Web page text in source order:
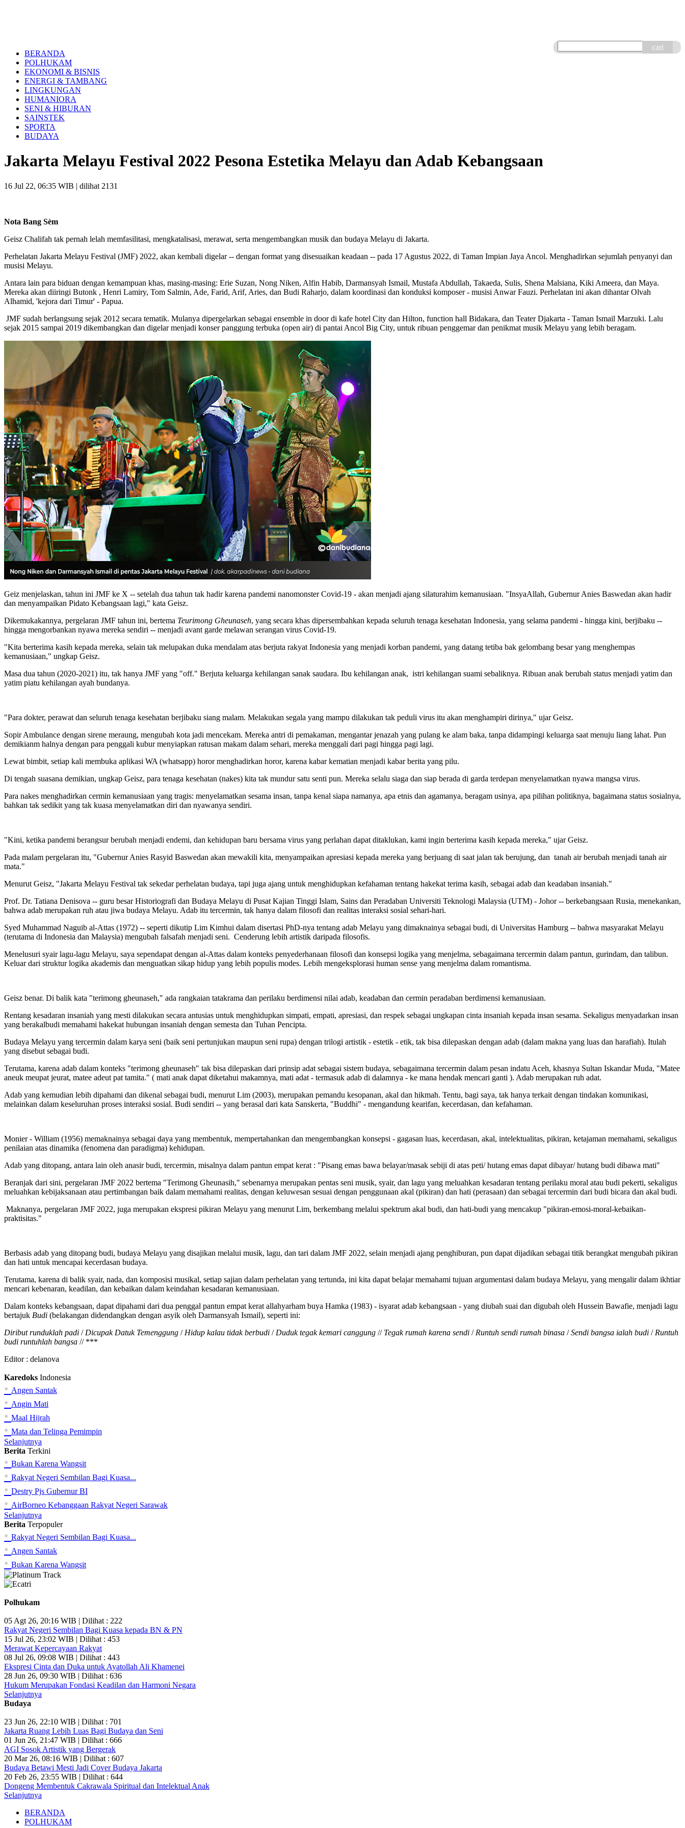
cari
BERANDA
POLHUKAM
EKONOMI & BISNIS
ENERGI & TAMBANG
LINGKUNGAN
HUMANIORA
SENI & HIBURAN
SAINSTEK
SPORTA
BUDAYA
Jakarta Melayu Festival 2022 Pesona Estetika Melayu dan Adab Kebangsaan
16 Jul 22, 06:35 WIB | dilihat 2131
Nota Bang Sèm
Geisz Chalifah tak pernah lelah memfasilitasi, mengkatalisasi, merawat, serta mengembangkan musik dan budaya Melayu di Jakarta.
Perhelatan Jakarta Melayu Festival (JMF) 2022, akan kembali digelar -- dengan format yang disesuaikan keadaan -- pada 17 Agustus 2022, di Taman Impian Jaya Ancol. Menghadirkan sejumlah penyanyi dan
musisi Melayu.
Antara lain para biduan dengan kemampuan khas, masing-masing: Erie Suzan, Nong Niken, Alfin Habib, Darmansyah Ismail, Mustafa Abdullah, Takaeda, Sulis, Shena Malsiana, Kiki Ameera, dan Maya.
Mereka akan diiringi Butonk , Henri Lamiry, Tom Salmin, Ade, Farid, Arif, Aries, dan Budi Raharjo, dalam koordinasi dan konduksi komposer - musisi Anwar Fauzi. Perhelatan ini akan dihantar Olvah
Alhamid, 'kejora dari Timur' - Papua.
JMF sudah berlangsung sejak 2012 secara tematik. Mulanya dipergelarkan sebagai ensemble in door di kafe hotel City dan Hilton, function hall Bidakara, dan Teater Djakarta - Taman Ismail Marzuki. Lalu
sejak 2015 sampai 2019 dikembangkan dan digelar menjadi konser panggung terbuka (open air) di pantai Ancol Big City, untuk ribuan penggemar dan penikmat musik Melayu yang lebih beragam.
Geiz menjelaskan, tahun ini JMF ke X -- setelah dua tahun tak hadir karena pandemi nanomonster Covid-19 - akan menjadi ajang silaturahim kemanusiaan. "InsyaAllah, Gubernur Anies Baswedan akan hadir
dan menyampaikan Pidato Kebangsaan lagi," kata Geisz.
Dikemukakannya, pergelaran JMF tahun ini, bertema Teurimong Gheunaseh, yang secara khas dipersembahkan kepada seluruh tenaga kesehatan Indonesia, yang selama pandemi - hingga kini, berjibaku --
hingga mengorbankan nyawa mereka sendiri -- menjadi avant garde melawan serangan virus Covid-19.
"Kita berterima kasih kepada mereka, selain tak melupakan duka mendalam atas berjuta rakyat Indonesia yang menjadi korban pandemi, yang datang tetiba bak gelombang besar yang menghempas
kemanusiaan," ungkap Geisz.
Masa dua tahun (2020-2021) itu, tak hanya JMF yang "off." Berjuta keluarga kehilangan sanak saudara. Ibu kehilangan anak, istri kehilangan suami sebaliknya. Ribuan anak berubah status menjadi yatim dan
yatim piatu kehilangan ayah bundanya.
"Para dokter, perawat dan seluruh tenaga kesehatan berjibaku siang malam. Melakukan segala yang mampu dilakukan tak peduli virus itu akan menghampiri dirinya," ujar Geisz.
Sopir Ambulance dengan sirene meraung, mengubah kota jadi mencekam. Mereka antri di pemakaman, mengantar jenazah yang pulang ke alam baka, tanpa didampingi keluarga saat menuju liang lahat. Pun
demikianm halnya dengan para penggali kubur menyiapkan ratusan makam dalam sehari, mereka menggali dari pagi hingga pagi lagi.
Lewat bimbit, setiap kali membuka aplikasi WA (whatsapp) horor menghadirkan horor, karena kabar kematian menjadi kabar berita yang pilu.
Di tengah suasana demikian, ungkap Geisz, para tenaga kesehatan (nakes) kita tak mundur satu senti pun. Mereka selalu siaga dan siap berada di garda terdepan menyelamatkan nyawa mangsa virus.
Para nakes menghadirkan cermin kemanusiaan yang tragis: menyelamatkan sesama insan, tanpa kenal siapa namanya, apa etnis dan agamanya, beragam usinya, apa pilihan politiknya, bagaimana status sosialnya,
bahkan tak sedikit yang tak kuasa menyelamatkan diri dan nyawanya sendiri.
"Kini, ketika pandemi berangsur berubah menjadi endemi, dan kehidupan baru bersama virus yang perlahan dapat ditaklukan, kami ingin berterima kasih kepada mereka," ujar Geisz.
Pada malam pergelaran itu, "Gubernur Anies Rasyid Baswedan akan mewakili kita, menyampaikan apresiasi kepada mereka yang berjuang di saat jalan tak berujung, dan tanah air berubah menjadi tanah air
mata."
Menurut Geisz, "Jakarta Melayu Festival tak sekedar perhelatan budaya, tapi juga ajang untuk menghidupkan kefahaman tentang hakekat terima kasih, sebagai adab dan keadaban insaniah."
Prof. Dr. Tatiana Denisova -- guru besar Historiografi dan Budaya Melayu di Pusat Kajian Tinggi Islam, Sains dan Peradaban Universiti Teknologi Malaysia (UTM) - Johor -- berkebangsaan Rusia, menekankan,
bahwa adab merupakan ruh atau jiwa budaya Melayu. Adab itu tercermin, tak hanya dalam filosofi dan realitas interaksi sosial sehari-hari.
Syed Muhammad Naguib al-Attas (1972) -- seperti dikutip Lim Kimhui dalam disertasi PhD-nya tentang adab Melayu yang dimaknainya sebagai budi, di Universitas Hamburg -- bahwa masyarakat Melayu
(terutama di Indonesia dan Malaysia) mengubah falsafah menjadi seni. Cenderung lebih artistik daripada filosofis.
Menelusuri syair lagu-lagu Melayu, saya sependapat dengan al-Attas dalam konteks penyederhanaan filosofi dan konsepsi logika yang menjelma, sebagaimana tercermin dalam pantun, gurindam, dan talibun.
Keluar dari struktur logika akademis dan menguatkan sikap hidup yang lebih populis modes. Lebih mengeksplorasi human sense yang menjelma dalam romantisma.
Geisz benar. Di balik kata "terimong gheunaseh," ada rangkaian tatakrama dan perilaku berdimensi nilai adab, keadaban dan cermin peradaban berdimensi kemanusiaan.
Rentang kesadaran insaniah yang mesti dilakukan secara antusias untuk menghidupkan simpati, empati, apresiasi, dan respek sebagai ungkapan cinta insaniah kepada insan sesama. Sekaligus menyadarkan insan
yang berakalbudi memahami hakekat hubungan insaniah dengan semesta dan Tuhan Pencipta.
Budaya Melayu yang tercermin dalam karya seni (baik seni pertunjukan maupun seni rupa) dengan trilogi artistik - estetik - etik, tak bisa dilepaskan dengan adab (dalam makna yang luas dan harafiah). Itulah
yang disebut sebagai budi.
Terutama, karena adab dalam konteks "terimong gheunaseh" tak bisa dilepaskan dari prinsip adat sebagai sistem budaya, sebagaimana tercermin dalam pesan indatu Aceh, khasnya Sultan Iskandar Muda, "Matee
aneuk meupat jeurat, matee adeut pat tamita." ( mati anak dapat diketahui makamnya, mati adat - termasuk adab di dalamnya - ke mana hendak mencari ganti ). Adab merupakan ruh adat.
Adab yang kemudian lebih dipahami dan dikenal sebagai budi, menurut Lim (2003), merupakan pemandu kesopanan, akal dan hikmah. Tentu, bagi saya, tak hanya terkait dengan tindakan komunikasi,
melainkan dalam keseluruhan proses interaksi sosial. Budi sendiri -- yang berasal dari kata Sanskerta, "Buddhi" - mengandung kearifan, kecerdasan, dan kefahaman.
Monier - William (1956) memaknainya sebagai daya yang membentuk, mempertahankan dan mengembangkan konsepsi - gagasan luas, kecerdasan, akal, intelektualitas, pikiran, ketajaman memahami, sekaligus
penilaian atas dinamika (fenomena dan paradigma) kehidupan.
Adab yang ditopang, antara lain oleh anasir budi, tercermin, misalnya dalam pantun empat kerat : "Pisang emas bawa belayar/masak sebiji di atas peti/ hutang emas dapat dibayar/ hutang budi dibawa mati"
Beranjak dari sini, pergelaran JMF 2022 bertema "Terimong Gheunasih," sebenarnya merupakan pentas seni musik, syair, dan lagu yang meluahkan kesadaran tentang perilaku moral atau budi pekerti, sekaligus
meluahkan kebijaksanaan atau pertimbangan baik dalam memahami realitas, dengan keluwesan sesuai dengan penggunaan akal (pikiran) dan hati (perasaan) dan sebagai tercermin dari budi bicara dan akal budi.
Maknanya, pergelaran JMF 2022, juga merupakan ekspresi pikiran Melayu yang menurut Lim, berkembang melalui spektrum akal budi, dan hati-budi yang mencakup "pikiran-emosi-moral-kebaikan-
praktisitas."
Berbasis adab yang ditopang budi, budaya Melayu yang disajikan melalui musik, lagu, dan tari dalam JMF 2022, selain menjadi ajang penghiburan, pun dapat dijadikan sebagai titik berangkat mengubah pikiran
dan hati untuk mencapai kecerdasan budaya.
Terutama, karena di balik syair, nada, dan komposisi musikal, setiap sajian dalam perhelatan yang tertunda, ini kita dapat belajar memahami tujuan argumentasi dalam budaya Melayu, yang mengalir dalam ikhtiar
mencari kebenaran, keadilan, dan kebaikan dalam keindahan kesadaran kemanusiaan.
Dalam konteks kebangsaan, dapat dipahami dari dua penggal pantun empat kerat allahyarham buya Hamka (1983) - isyarat adab kebangsaan - yang diubah suai dan digubah oleh Hussein Bawafie, menjadi lagu
bertajuk Budi (belakangan didendangkan dengan asyik oleh Darmansyah Ismail), seperti ini:
Diribut runduklah padi / Dicupak Datuk Temenggung / Hidup kalau tidak berbudi / Duduk tegak kemari canggung // Tegak rumah karena sendi / Runtuh sendi rumah binasa /Sendi bangsa ialah budi / Runtuh
budi runtuhlah bangsa // ***
Editor : delanova
Karedoks Indonesia
• Angen Santak
• Angin Mati
• Maal Hijrah
• Mata dan Telinga Pemimpin
Selanjutnya
Berita Terkini
• Bukan Karena Wangsit
• Rakyat Negeri Sembilan Bagi Kuasa...
• Destry Pjs Gubernur BI
• AirBorneo Kebanggaan Rakyat Negeri Sarawak
Selanjutnya
Berita Terpopuler
• Rakyat Negeri Sembilan Bagi Kuasa...
• Angen Santak
• Bukan Karena Wangsit
Polhukam
05 Agt 26, 20:16 WIB | Dilihat : 222
Rakyat Negeri Sembilan Bagi Kuasa kepada BN & PN
15 Jul 26, 23:02 WIB | Dilihat : 453
Merawat Kepercayaan Rakyat
08 Jul 26, 09:08 WIB | Dilihat : 443
Ekspresi Cinta dan Duka untuk Ayatollah Ali Khamenei
28 Jun 26, 09:30 WIB | Dilihat : 636
Hukum Merupakan Fondasi Keadilan dan Harmoni Negara
Selanjutnya
Budaya
23 Jun 26, 22:10 WIB | Dilihat : 701
Jakarta Ruang Lebih Luas Bagi Budaya dan Seni
01 Jun 26, 21:47 WIB | Dilihat : 666
AGI Sosok Artistik yang Bergerak
20 Mar 26, 08:16 WIB | Dilihat : 607
Budaya Betawi Mesti Jadi Cover Budaya Jakarta
20 Feb 26, 23:55 WIB | Dilihat : 644
Dongeng Membentuk Cakrawala Spiritual dan Intelektual Anak
Selanjutnya
BERANDA
POLHUKAM